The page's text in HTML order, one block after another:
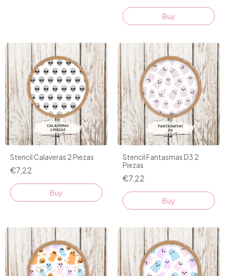
Stencil Calaveras 2 Piezas
€7,22
Stencil Fantasmas D3 2
Piezas
€7,22